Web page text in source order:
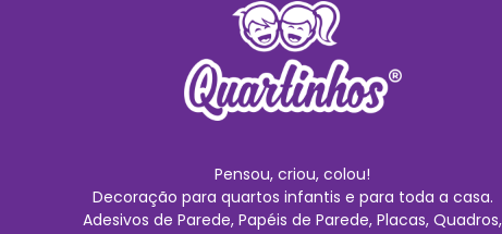
Pensou, criou, colou!
Decoração para quartos infantis e para toda a casa.
Adesivos de Parede, Papéis de Parede, Placas, Quadros,